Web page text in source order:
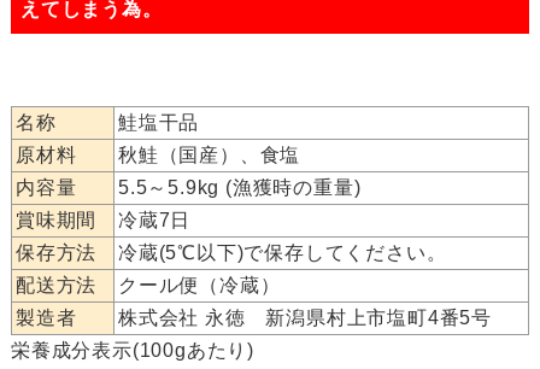
えてしまう為。
名称
鮭塩干品
原材料
秋鮭（国産）、食塩
内容量
5.5～5.9kg (漁獲時の重量)
賞味期間
冷蔵7日
保存方法
冷蔵(5℃以下)で保存してください。
配送方法
クール便（冷蔵）
製造者
株式会社 永徳 新潟県村上市塩町4番5号
栄養成分表示(100gあたり)